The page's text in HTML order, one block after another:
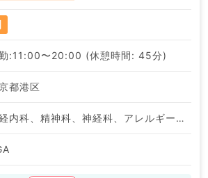
:11:00〜20:00 (休憩時間: 45分)
都港区
神経内科、精神科、神経科、アレルギー科、リウマチ科、小児科、整形外科、形成外科、美容外科、脳神経外科、呼吸器外科、心臓血管外科、小児外科、皮膚科、泌尿器科、産婦人科、産科、婦人科、眼科、耳鼻咽喉科、気管食道科、放射線科、リハビリテーション科、麻酔科、ペインクリニック、人工透析科、緩和ケア科、一般内科、循環器内科、呼吸器内科、消化器内科、内分泌・代謝内科、腎臓内科、老年内科、血液内科、外科系全般、一般外科、消化器外科、乳腺外科、総合診療科、美容皮膚科、健診・人間ドック、救急科・ＩＣＵ、病理科、基礎医学系、膠原病科、スポーツ整形外科、大腸・肛門外科、その他、産業医、科目不問